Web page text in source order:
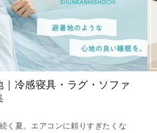
｜冷感寝具・ラグ・ソファ
く夏。エアコンに頼りすぎたくな